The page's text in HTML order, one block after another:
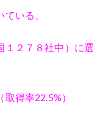
いる、
１２７８社中）に選
得率22.5%）